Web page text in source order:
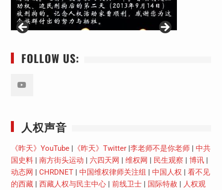
FOLLOW US:
人权声音
《昨天》YouTube| 《昨天》Twitter| 李老师不是你老师| 中共
国史料| 南方街头运动 六四天网 维权网 民生观察 博讯|
动态网
CHRDNET| 中国维权律师关注组 中国人权
看不见
的西藏| 西藏人权与民主中心| 前线卫士| 国际特赦
人权观